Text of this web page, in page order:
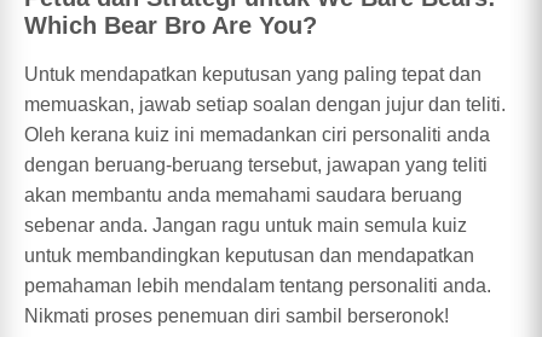
Which Bear Bro Are You?
Untuk mendapatkan keputusan yang paling tepat dan
memuaskan, jawab setiap soalan dengan jujur dan teliti.
Oleh kerana kuiz ini memadankan ciri personaliti anda
dengan beruang-beruang tersebut, jawapan yang teliti
akan membantu anda memahami saudara beruang
sebenar anda. Jangan ragu untuk main semula kuiz
untuk membandingkan keputusan dan mendapatkan
pemahaman lebih mendalam tentang personaliti anda.
Nikmati proses penemuan diri sambil berseronok!